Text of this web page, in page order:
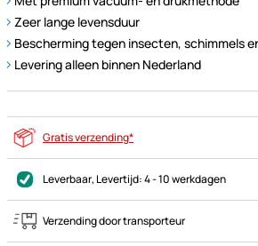
Zeer lange levensduur
Bescherming tegen insecten, schimmels
Levering alleen binnen Nederland
Gratis verzending*
Leverbaar, Levertijd:4 - 10 werkdagen
Verzending door transporteur